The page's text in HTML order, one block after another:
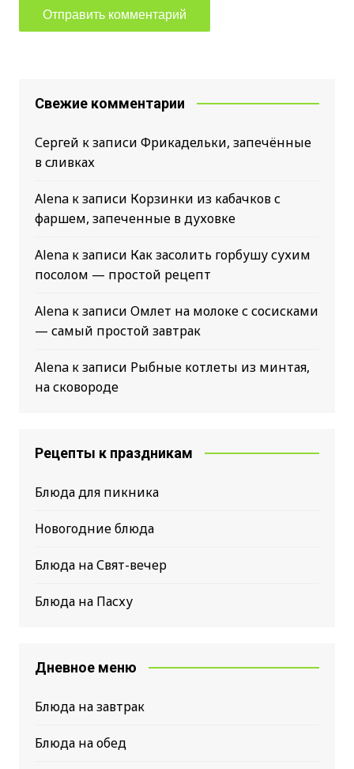
Свежие комментарии
Сергей к записи Фрикадельки, запечённые
в сливках
Alenaк записи Корзинки из кабачков с
фаршем, запеченные в духовке
Alenaк записи Как засолить горбушу сухим
посолом — простой рецепт
Alenaк записи Омлет на молоке с сосисками
— самый простой завтрак
Alenaк записи Рыбные котлеты из минтая,
на сковороде
Рецепты к праздникам
Блюда для пикника
Новогодние блюда
Блюда на Свят-вечер
Блюда на Пасху
Дневное меню
Блюда на завтрак
Блюда на обед